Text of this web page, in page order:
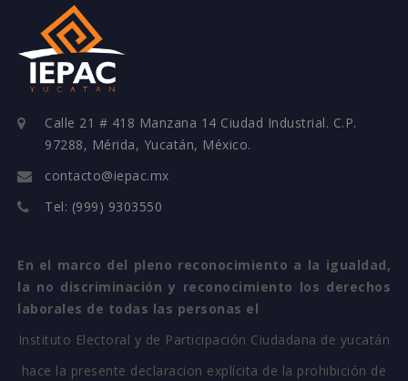
Calle 21 # 418 Manzana 14 Ciudad Industrial. C.P.
97288, Mérida, Yucatán, México.
contacto@iepac.mx
Tel: (999) 9303550
En el marco del pleno reconocimiento a la igualdad,
la no discriminación y reconocimiento los derechos
laborales de todas las personas el
Instituto Electoral y de Participación Ciudadana de yucatán
hace la presente declaracion explícita de la prohibición de